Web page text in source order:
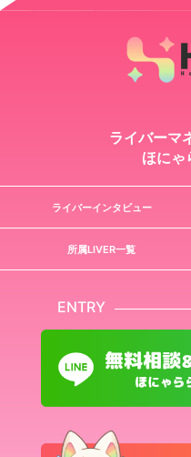
ライバーマ
ほにゃ
ライバーインタビュー
所属LIVER一覧
ENTRY